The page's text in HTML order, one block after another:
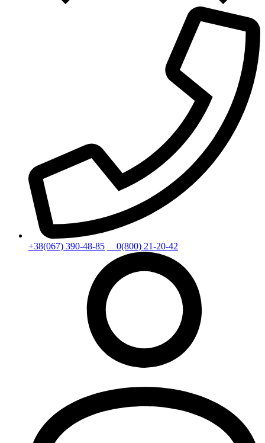
+38(067) 390-48-85 0(800) 21-20-42